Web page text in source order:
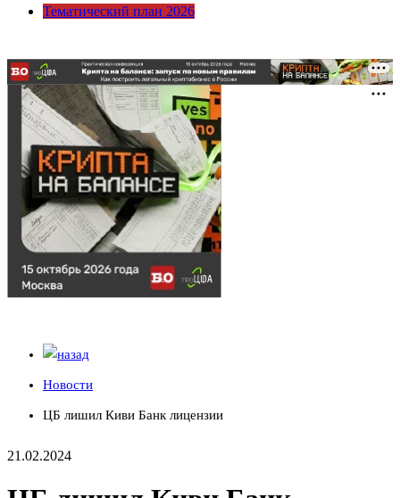
Тематический план 2026
Новости
ЦБ лишил Киви Банк лицензии
21.02.2024